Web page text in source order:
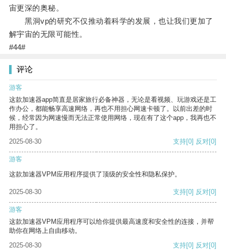
宙更深的奥秘。
黑洞vp的研究不仅推动着科学的发展，也让我们更加了
解宇宙的无限可能性。
#44#
评论
游客
这款加速器app简直是居家旅行必备神器，无论是看视频、玩游戏还是工
作办公，都能畅享高速网络，再也不用担心网速卡顿了。以前出差的时
候，经常因为网速慢而无法正常使用网络，现在有了这个app，我再也不
用担心了。
2025-08-30
支持[0] 反对[0]
游客
这款加速器VPM应用程序提供了顶级的安全性和隐私保护。
2025-08-30 支持[0] 反对[0]
游客
这款加速器VPM应用程序可以给你提供最高速度和安全性的连接，并帮
助你在网络上自由移动。
2025-08-30
支持[0] 反对[0]